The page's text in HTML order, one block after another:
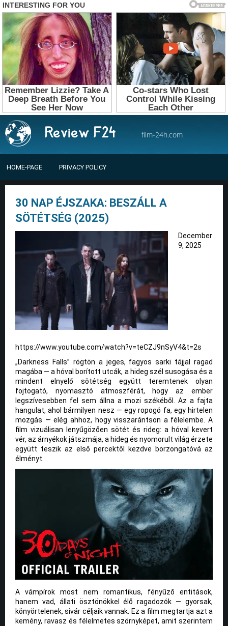
film-24h.com
HOME-PAGE PRIVACY POLICY
30 NAP ÉJSZAKA: BESZÁLL A
SÖTÉTSÉG (2025)
December
9, 2025
https://www.youtube.com/watch?v=teCZJ9nSyV4&t=2s
„Darkness Falls” rögtön a jeges, fagyos sarki tájjal ragad
magába — a hóval borított utcák, a hideg szél susogása és a
mindent elnyelő sötétség együtt teremtenek olyan
fojtogató, nyomasztó atmoszférát, hogy az ember
legszívesebben fel sem állna a mozi székéből. Az a fajta
hangulat, ahol bármilyen nesz — egy ropogó fa, egy hirtelen
mozgás — elég ahhoz, hogy visszarántson a félelembe. A
film vizuálisan lenyűgözően sötét és rideg: a hóval kevert
vér, az árnyékok játszmája, a hideg és nyomorult világ érzete
együtt teszik az első percektől kezdve borzongatóvá az
élményt.
A vámpírok most nem romantikus, fényűző entitások,
hanem vad, állati ösztönökkel élő ragadozók — gyorsak,
könyörtelenek, sivár céljaik vannak. Ez a film megtartja azt a
kemény, ravasz és félelmetes szörnyképet, amit szerintem